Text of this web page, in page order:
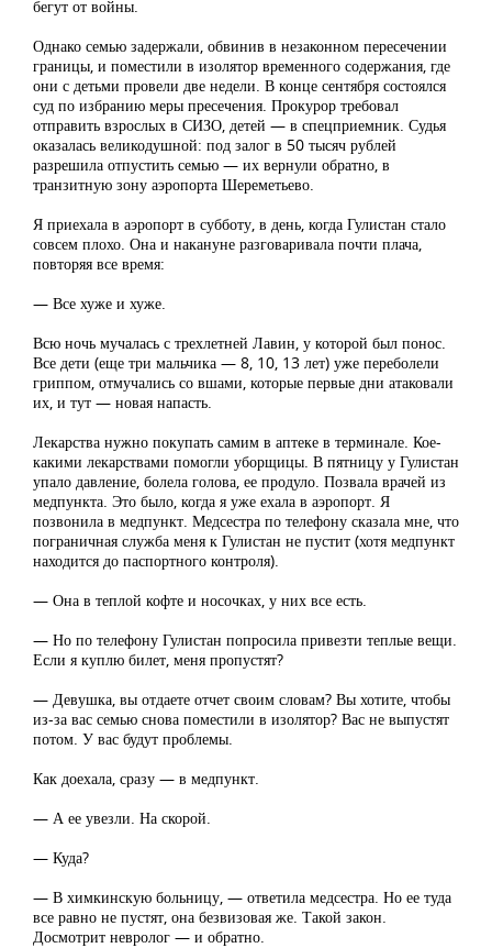
бегут от войны.
Однако семью задержали, обвинив в незаконном пересечении
границы, и поместили в изолятор временного содержания, где
они с детьми провели две недели. В конце сентября состоялся
суд по избранию меры пресечения. Прокурор требовал
отправить взрослых в СИЗО, детей — в спецприемник. Судья
оказалась великодушной: под залог в 50 тысяч рублей
разрешила отпустить семью — их вернули обратно, в
транзитную зону аэропорта Шереметьево.
Я приехала в аэропорт в субботу, в день, когда Гулистан стало
совсем плохо. Она и накануне разговаривала почти плача,
повторяя все время:
— Все хуже и хуже.
Всю ночь мучалась с трехлетней Лавин, у которой был понос.
Все дети (еще три мальчика — 8, 10, 13 лет) уже переболели
гриппом, отмучались со вшами, которые первые дни атаковали
их, и тут — новая напасть.
Лекарства нужно покупать самим в аптеке в терминале. Кое-
какими лекарствами помогли уборщицы. В пятницу у Гулистан
упало давление, болела голова, ее продуло. Позвала врачей из
медпункта. Это было, когда я уже ехала в аэропорт. Я
позвонила в медпункт. Медсестра по телефону сказала мне, что
пограничная служба меня к Гулистан не пустит (хотя медпункт
находится до паспортного контроля).
— Она в теплой кофте и носочках, у них все есть.
— Но по телефону Гулистан попросила привезти теплые вещи.
Если я куплю билет, меня пропустят?
— Девушка, вы отдаете отчет своим словам? Вы хотите, чтобы
из-за вас семью снова поместили в изолятор? Вас не выпустят
потом. У вас будут проблемы.
Как доехала, сразу — в медпункт.
— А ее увезли. На скорой.
— Куда?
— В химкинскую больницу, — ответила медсестра. Но ее туда
все равно не пустят, она безвизовая же. Такой закон.
Досмотрит невролог — и обратно.